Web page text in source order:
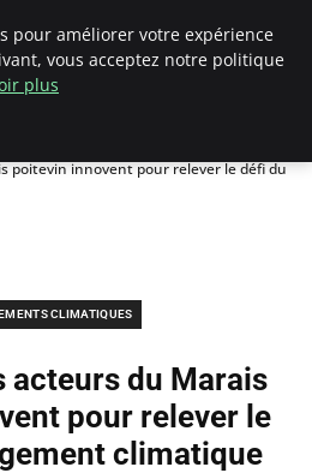
poitevin innovent pour relever le défi du
CLIMATIQUES
acteurs du Marais
pour relever le
climatique
pour améliorer votre expérience
vous acceptez notre politique
plus